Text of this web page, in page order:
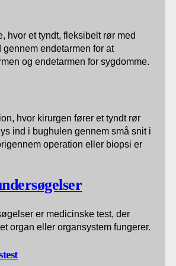
hvor et tyndt, fleksibelt rør med
gennem endetarmen for at
og endetarmen for sygdomme.
hvor kirurgen fører et tyndt rør
ind i bughulen gennem små snit i
operation eller biopsi er
er medicinske test, der
organ eller organsystem fungerer.